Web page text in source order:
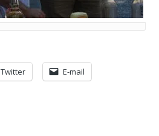
Twitter E-mail